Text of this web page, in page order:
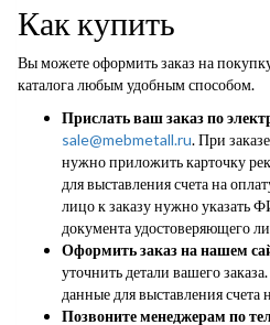
Как купить
Вы можете оформить заказ на
каталога любым удобным способом.
Прислать ваш заказ по
sale@mebmetall.ru. При
нужно приложить карточку
для выставления счета на
лицо к заказу нужно указать
документа удостоверяющего
Оформить заказ на нашем
уточнить детали вашего
данные для выставления счета
Позвоните менеджерам по